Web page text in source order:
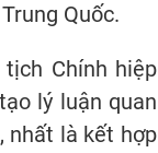
Quốc.
Chính hiệp
lý luận quan
nhất là kết hợp